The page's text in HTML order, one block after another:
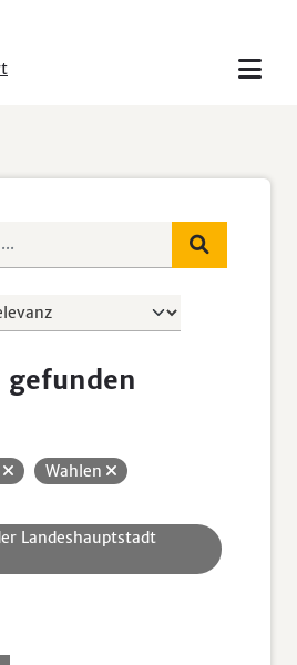
gefunden
Wahlen
Landeshauptstadt